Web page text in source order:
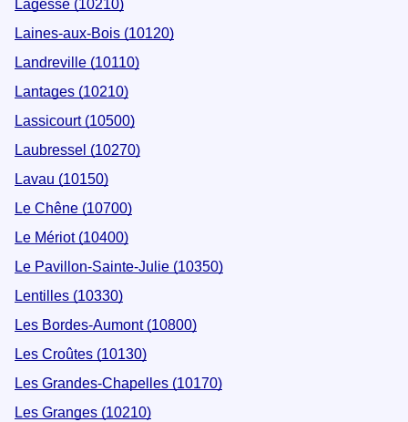
Lagesse (10210)
Laines-aux-Bois (10120)
Landreville (10110)
Lantages (10210)
Lassicourt (10500)
Laubressel (10270)
Lavau (10150)
Le Chêne (10700)
Le Mériot (10400)
Le Pavillon-Sainte-Julie (10350)
Lentilles (10330)
Les Bordes-Aumont (10800)
Les Croûtes (10130)
Les Grandes-Chapelles (10170)
Les Granges (10210)